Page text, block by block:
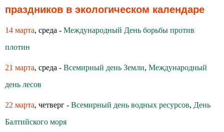
праздников в экологическом календаре
14 марта, среда - Международный День борьбы против
плотин
21 марта, среда - Всемирный день Земли, Международный
день лесов
22 марта, четверг - Всемирный день водных ресурсов, День
Балтийского моря